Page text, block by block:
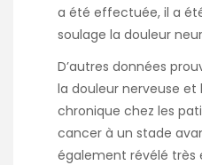
a été effectuée, il a
soulage la douleur
D’autres données
la douleur nerveuse et
chronique chez les
cancer à un stade
également révélé très